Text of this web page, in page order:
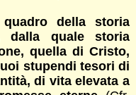
della storia
dalla quale storia
quella di Cristo,
stupendi tesori di
di vita elevata a